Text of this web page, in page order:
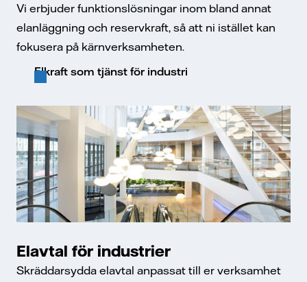
Vi erbjuder funktionslösningar inom bland annat
elanläggning och reservkraft, så att ni istället kan
fokusera på kärnverksamheten.
Elkraft som tjänst för industri
Elavtal för industrier
Skräddarsydda elavtal anpassat till er verksamhet